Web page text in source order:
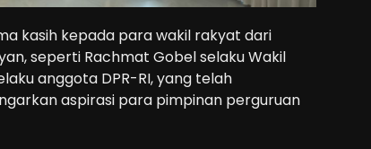
kasih kepada para wakil rakyat dari
seperti Rachmat Gobel selaku Wakil
anggota DPR-RI, yang telah
aspirasi para pimpinan perguruan